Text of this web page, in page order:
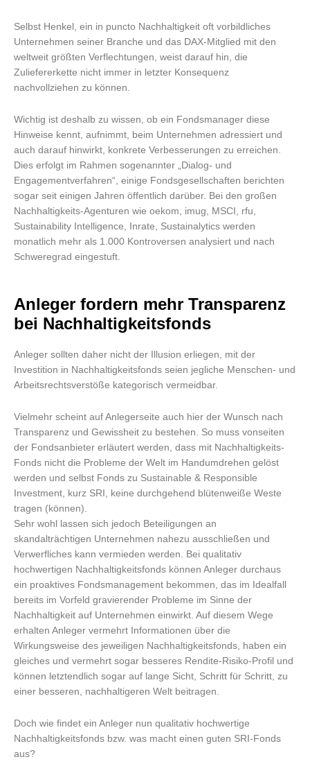
Selbst Henkel, ein in puncto Nachhaltigkeit oft vorbildliches
Unternehmen seiner Branche und das DAX-Mitglied mit den
weltweit größten Verflechtungen, weist darauf hin, die
Zuliefererkette nicht immer in letzter Konsequenz
nachvollziehen zu können.
Wichtig ist deshalb zu wissen, ob ein Fondsmanager diese
Hinweise kennt, aufnimmt, beim Unternehmen adressiert und
auch darauf hinwirkt, konkrete Verbesserungen zu erreichen.
Dies erfolgt im Rahmen sogenannter „Dialog- und
Engagementverfahren“, einige Fondsgesellschaften berichten
sogar seit einigen Jahren öffentlich darüber. Bei den großen
Nachhaltigkeits-Agenturen wie oekom, imug, MSCI, rfu,
Sustainability Intelligence, Inrate, Sustainalytics werden
monatlich mehr als 1.000 Kontroversen analysiert und nach
Schweregrad eingestuft.
Anleger fordern mehr Transparenz
bei Nachhaltigkeitsfonds
Anleger sollten daher nicht der Illusion erliegen, mit der
Investition in Nachhaltigkeitsfonds seien jegliche Menschen- und
Arbeitsrechtsverstöße kategorisch vermeidbar.
Vielmehr scheint auf Anlegerseite auch hier der Wunsch nach
Transparenz und Gewissheit zu bestehen. So muss vonseiten
der Fondsanbieter erläutert werden, dass mit Nachhaltigkeits-
Fonds nicht die Probleme der Welt im Handumdrehen gelöst
werden und selbst Fonds zu Sustainable & Responsible
Investment, kurz SRI, keine durchgehend blütenweiße Weste
tragen (können).
Sehr wohl lassen sich jedoch Beteiligungen an
skandalträchtigen Unternehmen nahezu ausschließen und
Verwerfliches kann vermieden werden. Bei qualitativ
hochwertigen Nachhaltigkeitsfonds können Anleger durchaus
ein proaktives Fondsmanagement bekommen, das im Idealfall
bereits im Vorfeld gravierender Probleme im Sinne der
Nachhaltigkeit auf Unternehmen einwirkt. Auf diesem Wege
erhalten Anleger vermehrt Informationen über die
Wirkungsweise des jeweiligen Nachhaltigkeitsfonds, haben ein
gleiches und vermehrt sogar besseres Rendite-Risiko-Profil und
können letztendlich sogar auf lange Sicht, Schritt für Schritt, zu
einer besseren, nachhaltigeren Welt beitragen.
Doch wie findet ein Anleger nun qualitativ hochwertige
Nachhaltigkeitsfonds bzw. was macht einen guten SRI-Fonds
aus?